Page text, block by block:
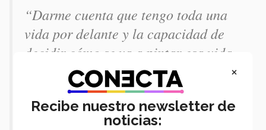
“Darme cuenta que tengo toda una
vida por delante y la capacidad de
decidir cómo se va a pintar esa vida
es un antes y después en mi rumbo
como persona, mujer, ser
humano”.-Fernanda Ruiz
×
Recibe nuestro newsletter de
noticias: